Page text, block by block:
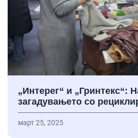
„Интерег“ и „Гринтекс“:
загадувањето со
март 25, 2025